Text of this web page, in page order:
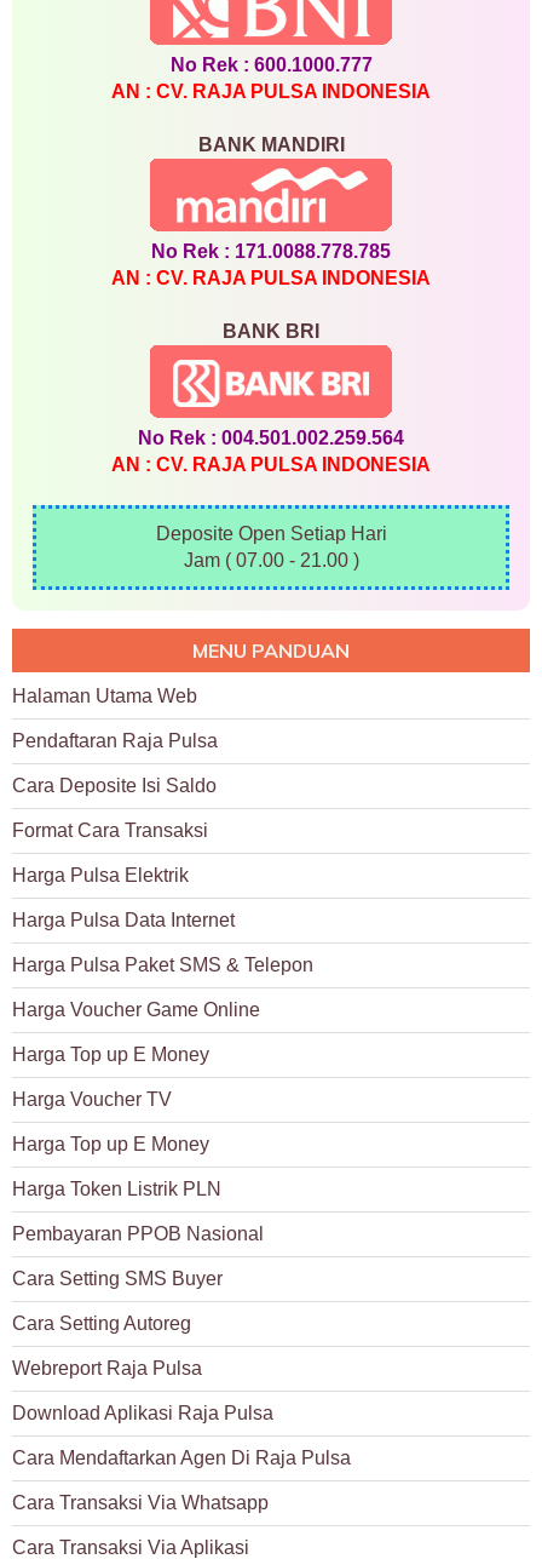
No Rek : 600.1000.777
AN : CV. RAJA PULSA INDONESIA
BANK MANDIRI
No Rek : 171.0088.778.785
AN : CV. RAJA PULSA INDONESIA
BANK BRI
No Rek : 004.501.002.259.564
AN : CV. RAJA PULSA INDONESIA
Deposite Open Setiap Hari
Jam ( 07.00 - 21.00 )
MENU PANDUAN
Halaman Utama Web
Pendaftaran Raja Pulsa
Cara Deposite Isi Saldo
Format Cara Transaksi
Harga Pulsa Elektrik
Harga Pulsa Data Internet
Harga Pulsa Paket SMS & Telepon
Harga Voucher Game Online
Harga Top up E Money
Harga Voucher TV
Harga Top up E Money
Harga Token Listrik PLN
Pembayaran PPOB Nasional
Cara Setting SMS Buyer
Cara Setting Autoreg
Webreport Raja Pulsa
Download Aplikasi Raja Pulsa
Cara Mendaftarkan Agen Di Raja Pulsa
Cara Transaksi Via Whatsapp
Cara Transaksi Via Aplikasi